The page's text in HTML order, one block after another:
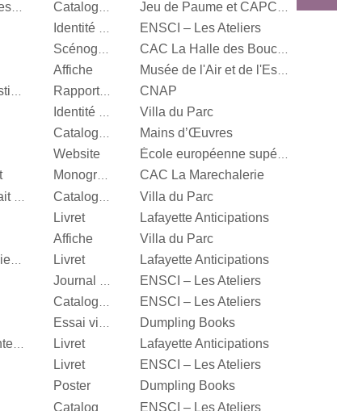
Oscar Murillo, Estructuras Resonantes
ENSCI – Les Ateliers
Affiche Musée de l'Air et de l'Espace
Centre National des arts plastiques Rapport d’activité
CNAP
Identité visuelle
Villa du Parc
Catalogue d’exposition
Mains d’Œuvres
Website École européenne supérieure d'art de Bretagne
Monographie
CAC La Marechalerie
Villa du Parc
Livret
Lafayette Anticipations
Affiche
Villa du Parc
Katinka Bock, Tumulte à Higienopolis Livret
Lafayette Anticipations
ENSCI – Les Ateliers
Catalogue d’exposition
ENSCI – Les Ateliers
Essai visuel
Dumpling Books
Hella Jongerius, Entrelacs/Interlace Livret
Lafayette Anticipations
Livret
ENSCI – Les Ateliers
Poster
Dumpling Books
ENSCI – Les Ateliers